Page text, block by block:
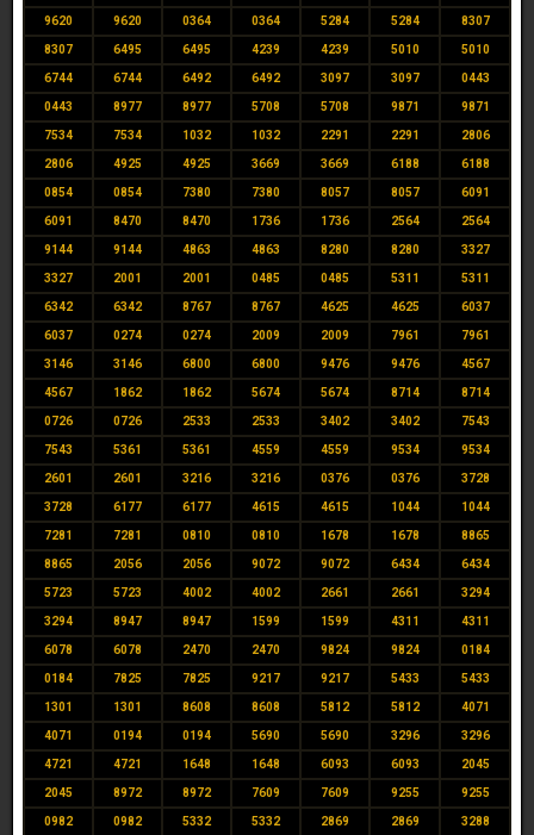
9620 9620 0364 0364 5284 5284 8307
8307 6495 6495 4239 4239 5010 5010
6744 6744 6492 6492 3097 3097 0443
0443 8977 8977 5708 5708 9871 9871
7534 7534 1032 1032 2291 2291 2806
2806 4925 4925 3669 3669 6188 6188
0854 0854 7380 7380 8057 8057 6091
6091 8470 8470 1736 1736 2564 2564
9144 9144 4863 4863 8280 8280 3327
3327 2001 2001 0485 0485 5311 5311
6342 6342 8767 8767 4625 4625 6037
6037 0274 0274 2009 2009 7961 7961
3146 3146 6800 6800 9476 9476 4567
4567 1862 1862 5674 5674 8714 8714
0726 0726 2533 2533 3402 3402 7543
7543 5361 5361 4559 4559 9534 9534
2601 2601 3216 3216 0376 0376 3728
3728 6177 6177 4615 4615 1044 1044
7281 7281 0810 0810 1678 1678 8865
8865 2056 2056 9072 9072 6434 6434
5723 5723 4002 4002 2661 2661 3294
3294 8947 8947 1599 1599 4311 4311
6078 6078 2470 2470 9824 9824 0184
0184 7825 7825 9217 9217 5433 5433
1301 1301 8608 8608 5812 5812 4071
4071 0194 0194 5690 5690 3296 3296
4721 4721 1648 1648 6093 6093 2045
2045 8972 8972 7609 7609 9255 9255
0982 0982 5332 5332 2869 2869 3288